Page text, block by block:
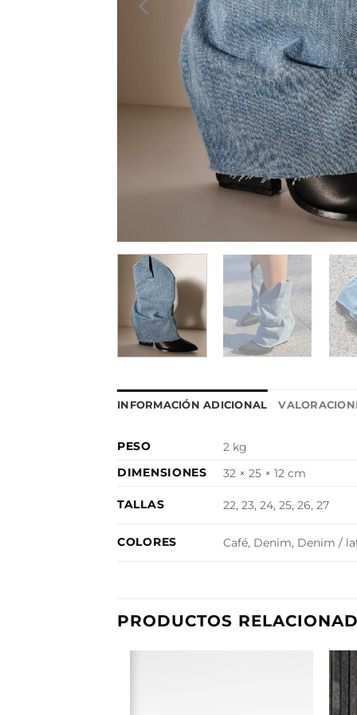
INFORMACIÓN ADICIONAL
PESO
2 kg
DIMENSIONES
32 × 25 × 12 cm
TALLAS 22, 23, 24, 25, 26, 27
COLORES Café, Denim, Denim /
PRODUCTOS